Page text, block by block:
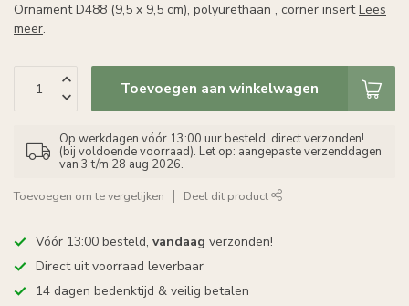
Ornament D488 (9,5 x 9,5 cm), polyurethaan , corner insertLees
meer.
Toevoegen aan winkelwagen
Op werkdagen vóór 13:00 uur besteld, direct verzonden!
(bij voldoende voorraad). Let op: aangepaste verzenddagen
van 3 t/m 28 aug 2026.
Toevoegen om te vergelijken Deel dit product
Vóór 13:00 besteld, vandaag verzonden!
Direct uit voorraad leverbaar
14 dagen bedenktijd & veilig betalen